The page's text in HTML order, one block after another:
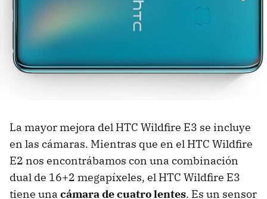
La mayor mejora del HTC Wildfire E3 se incluye
en las cámaras. Mientras que en el HTC Wildfire
E2 nos encontrábamos con una combinación
dual de 16+2 megapíxeles, el HTC Wildfire E3
tiene una cámara de cuatro lentes. Es un sensor